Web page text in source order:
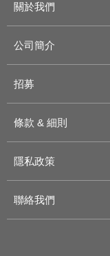
關於我們
公司簡介
招募
條款 & 細則
隱私政策
聯絡我們